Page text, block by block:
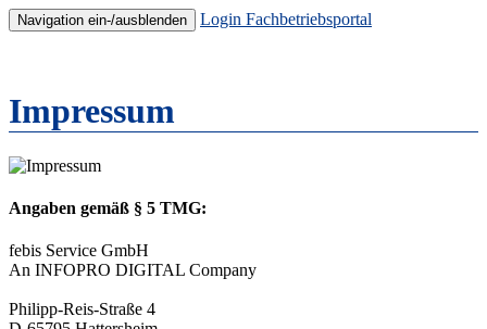
Navigation ein-/ausblenden Login Fachbetriebsportal
Impressum
Angaben gemäß § 5 TMG:
febis Service GmbH
An INFOPRO DIGITAL Company
Philipp-Reis-Straße 4